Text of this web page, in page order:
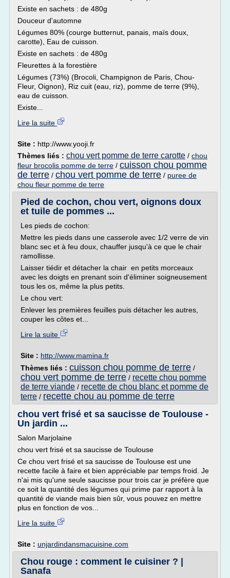
Existe en sachets : de 480g
Douceur d'automne
Légumes 80% (courge butternut, panais, maïs doux,
carotte), Eau de cuisson.
Existe en sachets : de 480g
Fleurettes à la forestière
Légumes (73%) (Brocoli, Champignon de Paris, Chou-
Fleur, Oignon), Riz cuit (eau, riz), pomme de terre (9%),
eau de cuisson.
Existe...
Lire la suite
Site : http://www.yooji.fr
Thèmes liés : chou vert pomme de terre carotte / chou
fleur brocolis pomme de terre / cuisson chou pomme
de terre / chou vert pomme de terre / puree de
chou fleur pomme de terre
Pied de cochon, chou vert, oignons doux
et tuile de pommes ...
Les pieds de cochon:
Mettre les pieds dans une casserole avec 1/2 verre de vin
blanc sec et à feu doux, chauffer jusqu'à ce que le chair
ramollisse.
Laisser tiédir et détacher la chair en petits morceaux
avec les doigts en prenant soin d'éliminer soigneusement
tous les os, même la plus petits.
Le chou vert:
Enlever les premières feuilles puis détacher les autres,
couper les côtes et...
Lire la suite
Site : http://www.mamina.fr
Thèmes liés : cuisson chou pomme de terre /
chou vert pomme de terre / recette chou pomme
de terre viande / recette de chou blanc et pomme de
terre / recette chou au pomme de terre
chou vert frisé et sa saucisse de Toulouse -
Un jardin ...
Salon Marjolaine
chou vert frisé et sa saucisse de Toulouse
Ce chou vert frisé et sa saucisse de Toulouse est une
recette facile à faire et bien appréciable par temps froid. Je
n'ai mis qu'une seule saucisse pour trois car je préfère que
ce soit la quantité des légumes qui prime par rapport à la
quantité de viande mais bien sûr, vous pouvez en mettre
plus en fonction de vos...
Lire la suite
Site : unjardindansmacuisine.com
Chou rouge : comment le cuisiner ? |
Sanafa